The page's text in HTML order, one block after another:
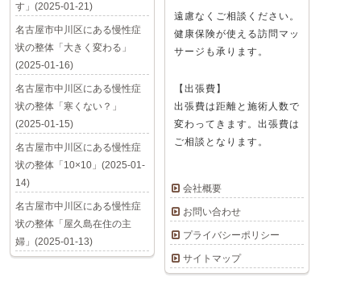
遠慮なくご相談ください。
健康保険が使える訪問マッ
サージも承ります。
【出張費】
出張費は距離と施術人数で
変わってきます。出張費は
ご相談となります。
会社概要
お問い合わせ
プライバシーポリシー
サイトマップ
す」(2025-01-21)
名古屋市中川区にある慢性症
状の整体「大きく変わる」
(2025-01-16)
名古屋市中川区にある慢性症
状の整体「寒くない？」
(2025-01-15)
名古屋市中川区にある慢性症
状の整体「10×10」(2025-01-
14)
名古屋市中川区にある慢性症
状の整体「屋久島在住の主
婦」(2025-01-13)